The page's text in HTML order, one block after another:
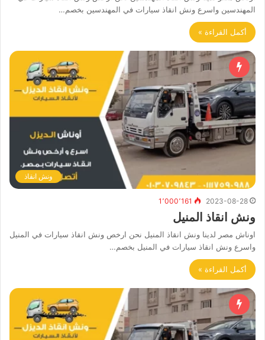
المهندسين واسرع ونش انقاذ سيارات في المهندسين بخصم…
أكمل القراءة »
ونش انقاذ
2023-08-28 1٬000٬161
ونش انقاذ المنيل
اوناش مصر لدينا ونش انقاذ المنيل نحن ارخص ونش انقاذ سيارات في المنيل
واسرع ونش انقاذ سيارات في المنيل بخصم…
أكمل القراءة »